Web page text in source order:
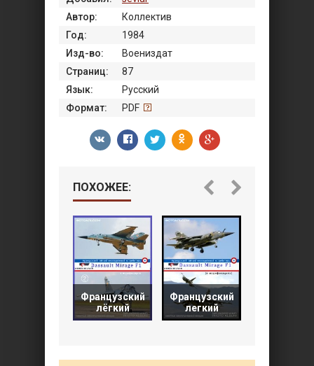
Автор:
Коллектив
Год:
1984
Изд-во:
Воениздат
Страниц:
87
Язык:
Русский
Формат:
PDF
ПОХОЖЕЕ:
Французский
лёгкий
Французский
легкий